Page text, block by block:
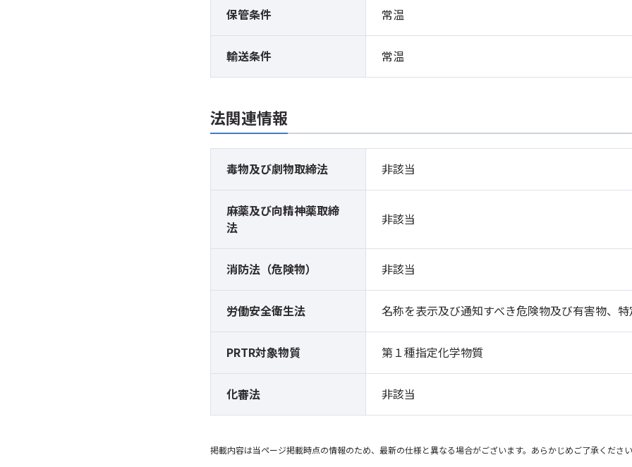
保管条件 常温
輸送条件 常温
法関連情報
毒物及び劇物取締法 非該当
麻薬及び向精神薬取締
法
非該当
消防法（危険物） 非該当
労働安全衛生法 名称を表示及び通知すべき危険物及び有害物、
PRTR対象物質 第１種指定化学物質
化審法 非該当
掲載内容は当ページ掲載時点の情報のため、最新の仕様と異なる場合がございます。あらかじめご了承くださ